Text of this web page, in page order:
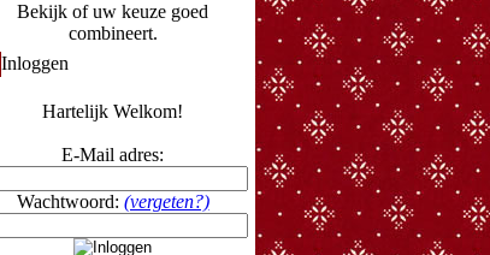
Bekijk of uw keuze goed
combineert.
Inloggen
Hartelijk Welkom!
E-Mail adres:
Wachtwoord: (vergeten?)